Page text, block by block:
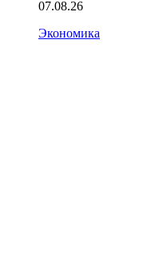
07.08.26
Экономика